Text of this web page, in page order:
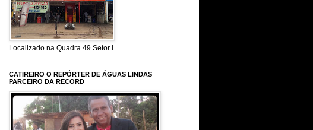
Localizado na Quadra 49 Setor I
CATIREIRO O REPÓRTER DE ÁGUAS LINDAS
PARCEIRO DA RECORD